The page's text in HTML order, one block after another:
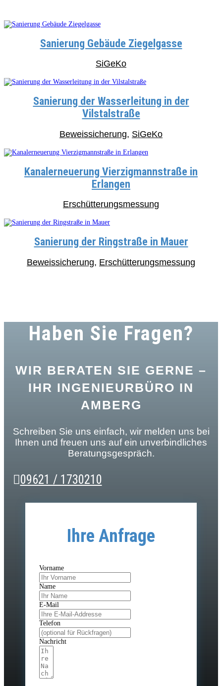
Sanierung Gebäude Ziegelgasse
SiGeKo
Sanierung der Wasserleitung in der
Vilstalstraße
Beweissicherung, SiGeKo
Kanalerneuerung Vierzigmannstraße in
Erlangen
Erschütterungsmessung
Sanierung der Ringstraße in Mauer
Beweissicherung, Erschütterungsmessung
Haben Sie Fragen?
WIR BERATEN SIE GERNE –
IHR INGENIEURBÜRO IN
AMBERG
Schreiben Sie uns einfach, wir melden uns bei
Ihnen und freuen uns auf ein unverbindliches
Beratungsgespräch.
09621 / 1730210
Ihre Anfrage
Vorname
Name
E-Mail
Telefon
Nachricht